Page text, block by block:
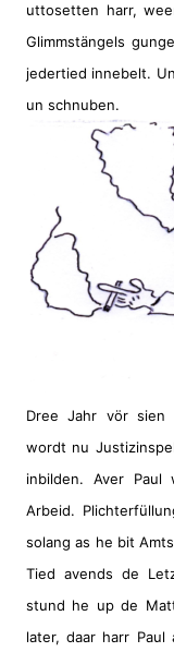
uttosetten harr,
Glimmstängels
jedertied innebelt.
un schnuben.
Dree Jahr vör sien
wordt nu
inbilden. Aver
Arbeid.
solang as he bit
Tied avends de
stund he up de
later, daar harr